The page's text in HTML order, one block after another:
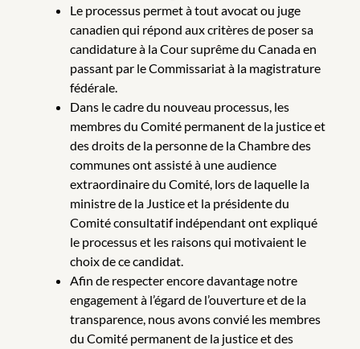
Le processus permet à tout avocat ou juge
canadien qui répond aux critères de poser sa
candidature à la Cour suprême du Canada en
passant par le Commissariat à la magistrature
fédérale.
Dans le cadre du nouveau processus, les
membres du Comité permanent de la justice et
des droits de la personne de la Chambre des
communes ont assisté à une audience
extraordinaire du Comité, lors de laquelle la
ministre de la Justice et la présidente du
Comité consultatif indépendant ont expliqué
le processus et les raisons qui motivaient le
choix de ce candidat.
Afin de respecter encore davantage notre
engagement à l’égard de l’ouverture et de la
transparence, nous avons convié les membres
du Comité permanent de la justice et des